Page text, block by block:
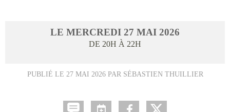
LE MERCREDI 27 MAI 2026
DE 20H À 22H
PUBLIÉ LE 27 MAI 2026PAR SÉBASTIEN THUILLIER